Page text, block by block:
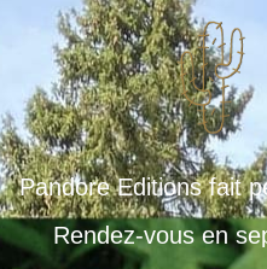
Pandore Editions fait
Rendez-vous en